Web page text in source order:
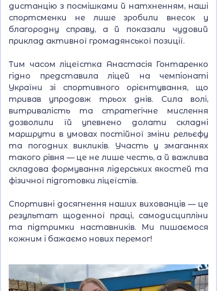
дистанцію з посмішками й натхненням, наші
спортсменки не лише зробили внесок у
благородну справу, а й показали чудовий
приклад активної громадянської позиції.
Тим часом ліцеїстка Анастасія Гонтаренко
гідно представила ліцей на чемпіонаті
України зі спортивного орієнтування, що
тривав упродовж трьох днів. Сила волі,
витривалість та стратегічне мислення
дозволили їй упевнено долати складні
маршрути в умовах постійної зміни рельєфу
та погодних викликів. Участь у змаганнях
такого рівня — це не лише честь, а й важлива
складова формування лідерських якостей та
фізичної підготовки ліцеїстів.
Спортивні досягнення наших вихованців — це
результат щоденної праці, самодисципліни
та підтримки наставників. Ми пишаємося
кожним і бажаємо нових перемог!